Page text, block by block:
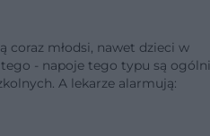
coraz młodsi, nawet dzieci w
tego - napoje tego typu są
A lekarze alarmują: